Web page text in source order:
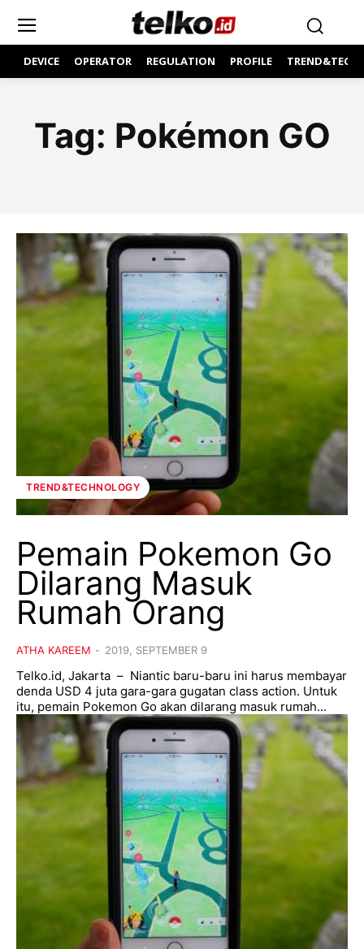
DEVICE OPERATOR REGULATION PROFILE
Tag: Pokémon GO
TREND&TECHNOLOGY
Pemain Pokemon Go
Dilarang Masuk
Rumah Orang
ATHA KAREEM - 2019, SEPTEMBER 9
Telko.id, Jakarta – Niantic baru-baru ini harus membayar
denda USD 4 juta gara-gara gugatan class action. Untuk
itu, pemain Pokemon Go akan dilarang masuk rumah...